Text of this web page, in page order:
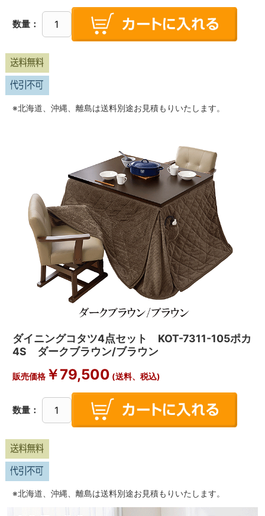
数量：
※北海道、沖縄、離島は送料別途お見積もりいたします。
ダイニングコタツ4点セット KOT-7311-105ポカ
4S ダークブラウン/ブラウン
販売価格￥79,500 (送料、税込)
数量：
※北海道、沖縄、離島は送料別途お見積もりいたします。